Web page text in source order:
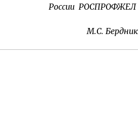
России РОСПРОФЖЕЛ
М.С. Бердник